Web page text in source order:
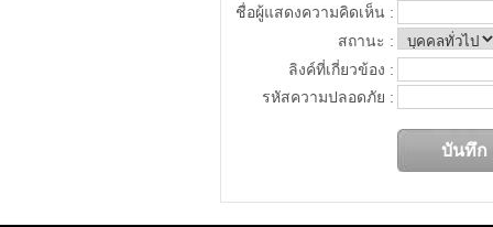
ชื่อผู้แสดงความคิดเห็น :
สถานะ :
ลิงค์ที่เกี่ยวข้อง :
รหัสความปลอดภัย :